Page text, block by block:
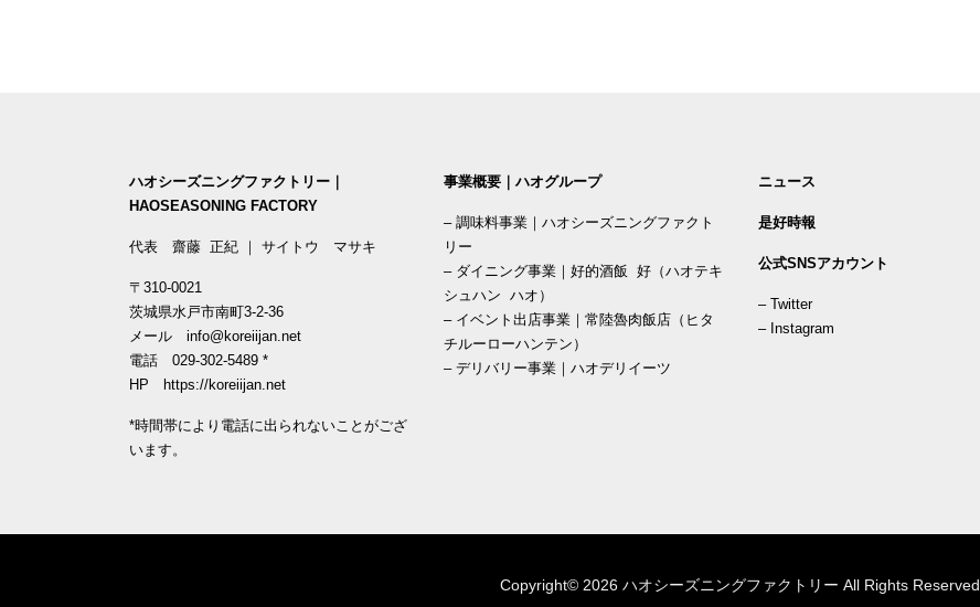
ハオシーズニングファクトリー｜
HAOSEASONING FACTORY
代表 齋藤 正紀 ｜ サイトウ マサキ
〒310-0021
茨城県水戸市南町3-2-36
メール info@koreiijan.net
電話 029-302-5489 *
HP
https://koreiijan.net
*時間帯により電話に出られないことがござ
います。
事業概要｜ハオグループ
– 調味料事業｜ハオシーズニングファクト
リー
– ダイニング事業｜好的酒飯 好（ハオテキ
シュハン ハオ）
– イベント出店事業｜常陸魯肉飯店（ヒタ
チルーローハンテン）
– デリバリー事業｜ハオデリイーツ
ニュース
是好時報
公式SNSアカウント
– Twitter
– Instagram
Copyright© 2026 ハオシーズニングファクトリー All Rights Reserved.